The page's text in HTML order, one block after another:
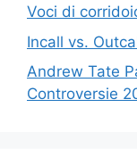
Voci di
Incall vs.
Andrew Tate
Controversie